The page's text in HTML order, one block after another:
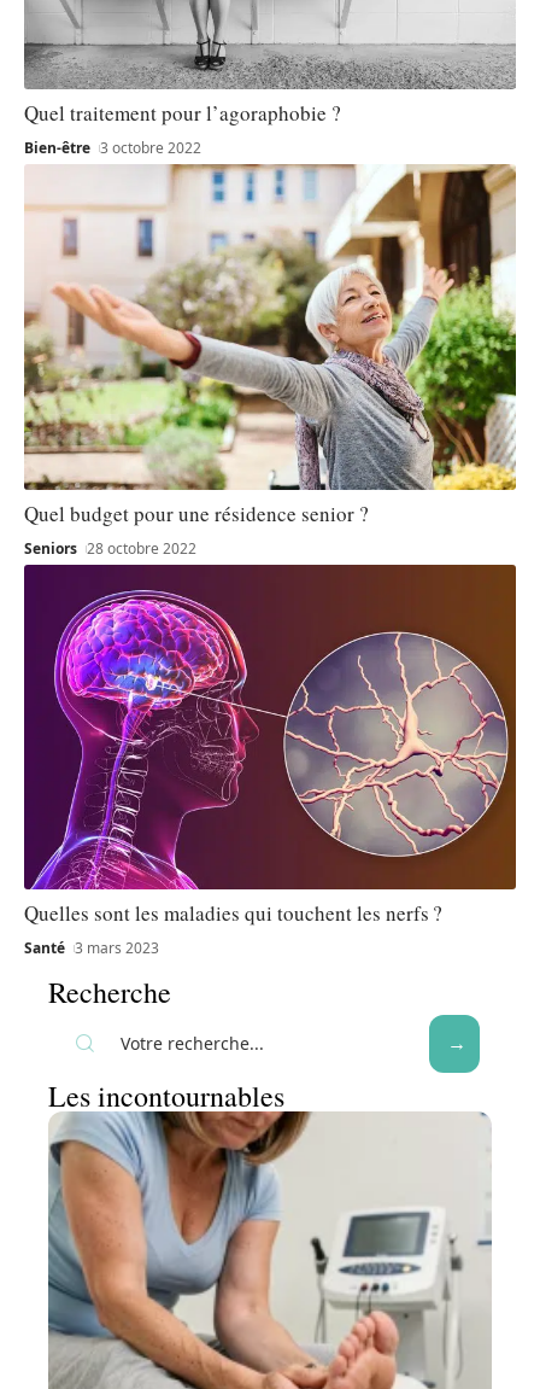
Quel traitement pour l’agoraphobie ?
Bien-être 3 octobre 2022
Quel budget pour une résidence senior ?
Seniors 28 octobre 2022
Quelles sont les maladies qui touchent les nerfs ?
Santé 3 mars 2023
Recherche
Les incontournables